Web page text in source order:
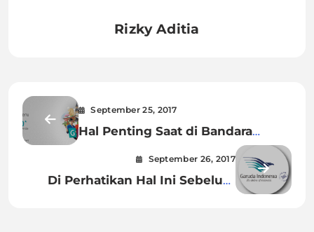
Rizky Aditia
September 25, 2017
Hal Penting Saat di Bandara
September 26, 2017
Di Perhatikan Hal Ini Sebelum